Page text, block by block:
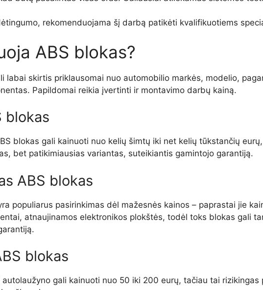
rekomenduojama šį darbą patikėti kvalifikuotiems
ABS blokas?
labai skirtis priklausomai nuo automobilio markės, modelio,
Papildomai reikia įvertinti ir montavimo darbų kainą.
blokas
blokas gali kainuoti nuo kelių šimtų iki net kelių tūkstančių
bet patikimiausias variantas, suteikiantis gamintojo garantiją.
ABS blokas
populiarus pasirinkimas dėl mažesnės kainos – paprastai jie
atnaujinamos elektronikos plokštės, todėl toks blokas gali
blokas
gali kainuoti nuo 50 iki 200 eurų, tačiau tai